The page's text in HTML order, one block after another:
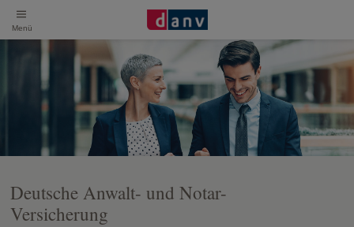
Menü
Deutsche Anwalt- und Notar-
Versicherung